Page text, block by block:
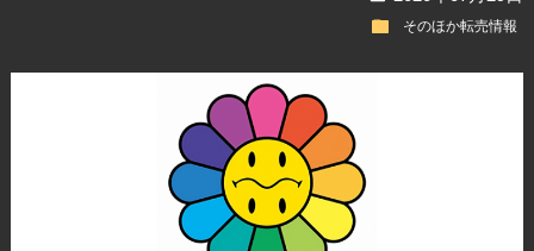
folder そのほか転売情報